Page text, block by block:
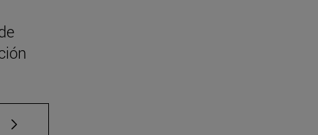
TAB para desplazarse.